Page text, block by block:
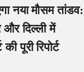
नया मौसम तांडव:
और दिल्ली में
पूरी रिपोर्ट